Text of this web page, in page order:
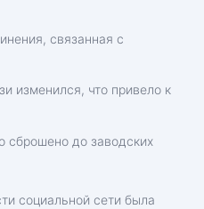
связанная с
изменился, что привело к
сброшено до заводских
социальной сети была